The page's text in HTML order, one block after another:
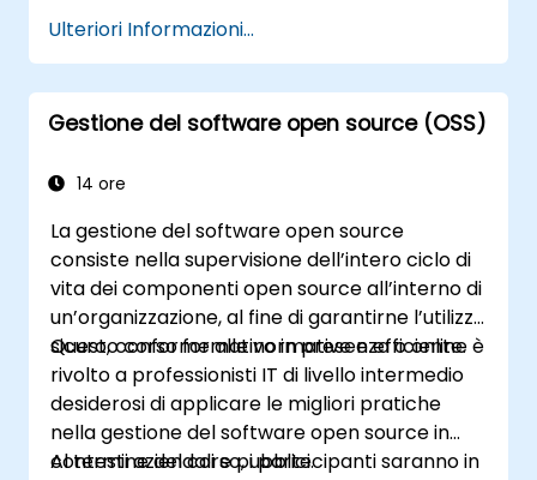
Progettare e gestire le architetture della
sicurezza informatica, comprendenti
fattori umani, processuali e tecnologici
Integrare i requisiti di sicurezza nei
parti o fornitori
capacità di rilevare, indagare, rispondere
e recuperare in caso di incidenti
informatici, minimizzando così il loro
impatto sull’attività aziendale
Operatori della sicurezza informatica,
specialisti dell’assurance: tra questi
figurano CISO, CIO, CSO, responsabili della
privacy, manager dei rischi, auditor di
personale impegnato in attività di
disastri; dirigenti e manager operativi
responsabili delle funzioni di controllo
interno
Ulteriori Informazioni...
Gestione del software open source (OSS)
14 ore
La gestione del software open source
consiste nella supervisione dell’intero ciclo di
vita dei componenti open source all’interno di
un’organizzazione, al fine di garantirne l’utilizzo
sicuro, conforme alle normative e efficiente.
Questo corso formativo in presenza o online è
rivolto a professionisti IT di livello intermedio
desiderosi di applicare le migliori pratiche
nella gestione del software open source in
contesti aziendali e pubblici.
Al termine del corso, i partecipanti saranno in